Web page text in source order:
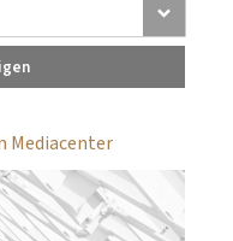
Mediacenter